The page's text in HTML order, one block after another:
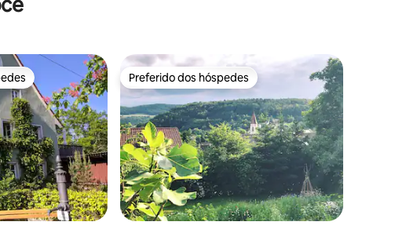
dos hóspedes Preferido dos hóspedes
Preferido dos hóspedes